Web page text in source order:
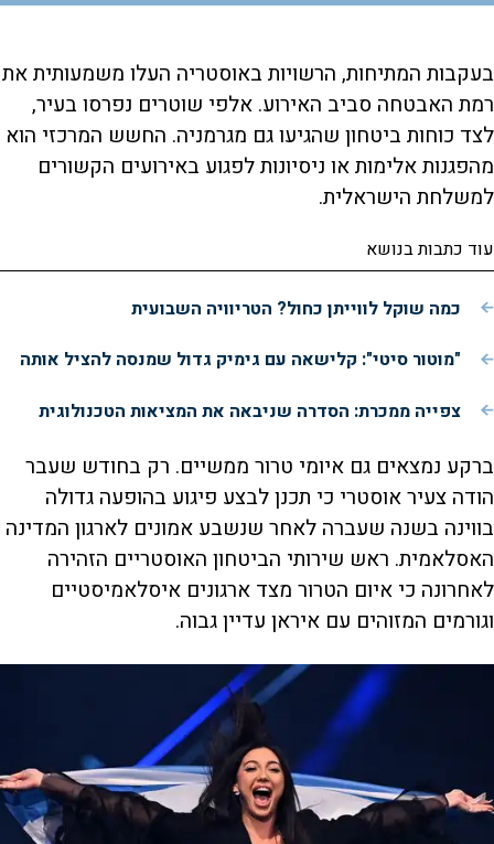
בעקבות המתיחות, הרשויות באוסטריה העלו משמעותית את
רמת האבטחה סביב האירוע. אלפי שוטרים נפרסו בעיר,
לצד כוחות ביטחון שהגיעו גם מגרמניה. החשש המרכזי הוא
מהפגנות אלימות או ניסיונות לפגוע באירועים הקשורים
למשלחת הישראלית.
עוד כתבות בנושא
כמה שוקל לווייתן כחול? הטריוויה השבועית
"מוטור סיטי": קלישאה עם גימיק גדול שמנסה להציל אותה
צפייה ממכרת: הסדרה שניבאה את המציאות הטכנולוגית
ברקע נמצאים גם איומי טרור ממשיים. רק בחודש שעבר
הודה צעיר אוסטרי כי תכנן לבצע פיגוע בהופעה גדולה
בווינה בשנה שעברה לאחר שנשבע אמונים לארגון המדינה
האסלאמית. ראש שירותי הביטחון האוסטריים הזהירה
לאחרונה כי איום הטרור מצד ארגונים איסלאמיסטיים
וגורמים המזוהים עם איראן עדיין גבוה.